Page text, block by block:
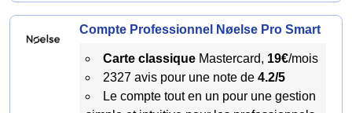
Compte Professionnel Nøelse Pro Smart
Carte classiqueMastercard, 19€/mois
2327 avis pour une note de 4.2/5
Le compte tout en un pour une gestion